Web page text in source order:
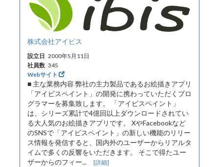
株式会社アイビス
設立日 2000年5月11日
社員数 345
Webサイト
■ 主な業務内容 弊社の主力製品であるお絵描きアプリ
「アイビスペイント」の開発に携わっていただくプロ
グラマーを募集致します。 「アイビスペイント」
は、シリーズ累計で4億回以上ダウンロードされてい
る大人気のお絵描きアプリです。 XやFacebookなど
のSNSで「アイビスペイント」の新しい機能のリリー
ス情報を発信すると、国内外のユーザーからリアルタ
イムで多くの反響をいただきます。 そこで得たユー
ザーからのフィー... [詳細]